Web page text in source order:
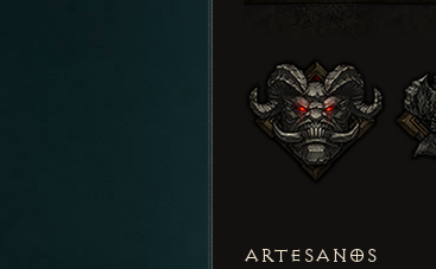
ARTESANOS